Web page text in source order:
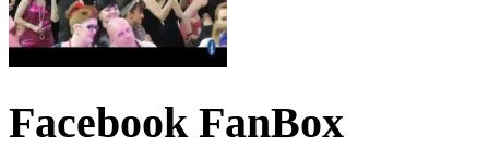
Facebook FanBox